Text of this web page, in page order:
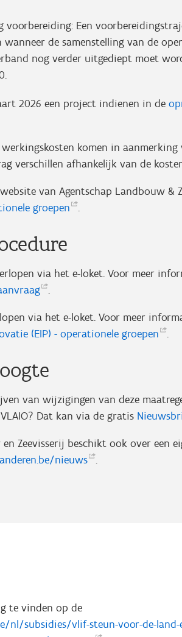
voorbereiding: Een
wanneer de samenstelling van de
nog verder uitgediept moet
2026 een project indienen in de
komen in
verschillen afhankelijk van de
van Agentschap Landbouw &
groepen .
via het e-loket. Voor meer
.
via het e-loket. Voor meer
(EIP) - operationele groepen .
van wijzigingen van deze
Dat kan via de gratis
Zeevisserij beschikt ook over een
nieuws .
te vinden op de
nl/subsidies/vlif-steun-voor-de-